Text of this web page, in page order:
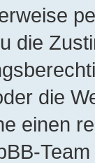
die
die
einen